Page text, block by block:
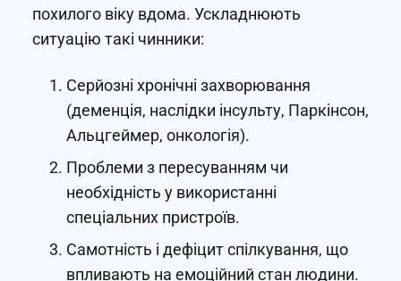
похилого віку вдома. Ускладнюють
ситуацію такі чинники:
Серйозні хронічні захворювання
(деменція, наслідки інсульту, Паркінсон,
Альцгеймер, онкологія).
Проблеми з пересуванням чи
необхідність у використанні
спеціальних пристроїв.
Самотність і дефіцит спілкування, що
впливають на емоційний стан людини.